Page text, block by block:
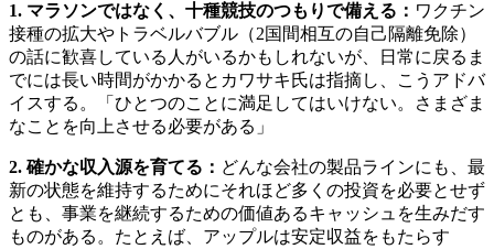
1. マラソンではなく、十種競技のつもりで備える： ワクチン
接種の拡大やトラベルバブル（2国間相互の自己隔離免除）
の話に歓喜している人がいるかもしれないが、日常に戻るま
でには長い時間がかかるとカワサキ氏は指摘し、こうアドバ
イスする。「ひとつのことに満足してはいけない。さまざま
なことを向上させる必要がある」
2. 確かな収入源を育てる： どんな会社の製品ラインにも、最
新の状態を維持するためにそれほど多くの投資を必要とせず
とも、事業を継続するための価値あるキャッシュを生みだす
ものがある。たとえば、アップルは安定収益をもたらす